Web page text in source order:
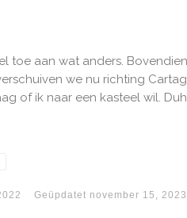
toe aan wat anders.
we nu richting
of ik naar een kasteel wil.
Geüpdatet november 15, 2023